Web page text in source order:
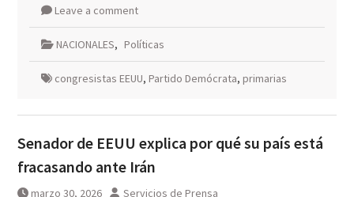
Leave a comment
NACIONALES, Políticas
congresistas EEUU, Partido Demócrata, primarias
Senador de EEUU explica por qué su país está
fracasando ante Irán
marzo 30, 2026 Servicios de Prensa